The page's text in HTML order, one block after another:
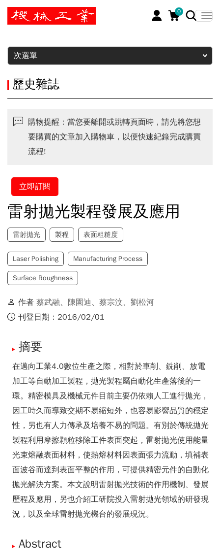
0
暫停
次選單
歷史雜誌
購物提醒：當您要離開或跳轉頁面時，請先將您想
要購買的文章加入購物車，以便快速紀錄完成購買
流程!
立即訂閱
雷射拋光製程發展及應用
雷射拋光 製程 表面粗糙度
Laser Polishing Manufacturing Process
Surface Roughness
作者 蔡武融、 陳園迪、 蔡宗汶、 劉松河
刊登日期：2016/02/01
摘要
在邁向工業4.0數位生產之際，相對於車削、銑削、放電
加工等自動加工製程，拋光製程屬自動化生產落後的一
環。精密模具及機械元件目前主要仍依賴人工進行拋光，
因工時久而導致交期不易縮短外，也容易影響品質的穩定
性，另也有人力傳承及培養不易的問題。有別於傳統拋光
製程利用摩擦顆粒移除工件表面突起，雷射拋光使用能量
光束熔融表面材料，使熱熔材料因表面張力流動，填補表
面波谷而達到表面平整的作用，可提供精密元件的自動化
拋光解決方案。本文說明雷射拋光技術的作用機制、發展
歷程及應用，另也介紹工研院投入雷射拋光領域的研發現
況，以及全球雷射拋光機台的發展現況。
Abstract